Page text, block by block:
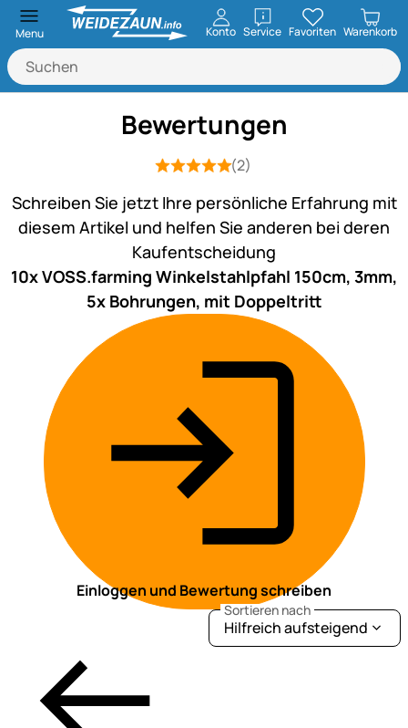
Menu Konto ServiceöffnenFavoriten Warenkorb
Bewertungen
Bewertung: 5 von 5 (2 Bewertungen)
2 Bewertungen
(2)
Schreiben Sie jetzt Ihre persönliche Erfahrung mit
diesem Artikel und helfen Sie anderen bei deren
Kaufentscheidung
10x VOSS.farming Winkelstahlpfahl 150cm, 3mm,
5x Bohrungen, mit Doppeltritt
Einloggen und Bewertung schreiben
Sortieren nach
Hilfreich aufsteigend